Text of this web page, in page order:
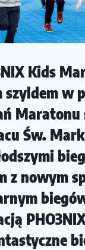
Kids
w
Św.
z nowym